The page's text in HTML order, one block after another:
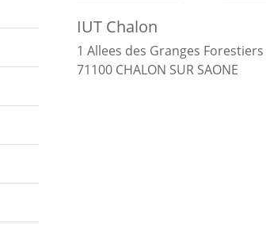
IUT Chalon
1 Allees des Granges Forestiers
71100 CHALON SUR SAONE